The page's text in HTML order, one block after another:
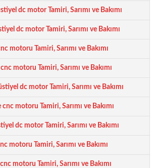
dc motor Tamiri, Sarımı ve Bakımı
dc motor Tamiri, Sarımı ve Bakımı
motoru Tamiri, Sarımı ve Bakımı
cnc motoru Tamiri, Sarımı ve Bakımı
dc motor Tamiri, Sarımı ve Bakımı
motoru Tamiri, Sarımı ve Bakımı
dc motor Tamiri, Sarımı ve Bakımı
motoru Tamiri, Sarımı ve Bakımı
motoru Tamiri, Sarımı ve Bakımı